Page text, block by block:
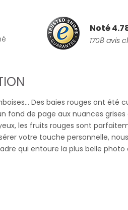
Noté
1708 avis
Des baies rouges ont été
fond de page aux nuances
les fruits rouges sont
votre touche personnelle,
qui entoure la plus belle